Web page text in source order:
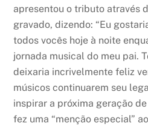
apresentou o tributo através
gravado, dizendo: “Eu
todos vocês hoje à noite
jornada musical do meu pai.
deixaria incrivelmente feliz
músicos continuarem seu
inspirar a próxima geração
fez uma “menção especial”